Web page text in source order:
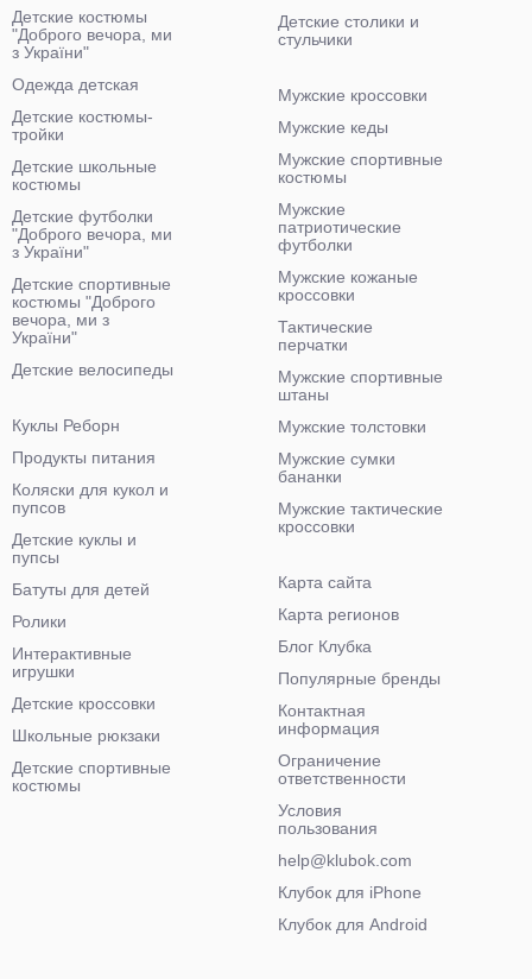
Детские столики и
стульчики
Детские костюмы
"Доброго вечора, ми
з України"
Одежда детская
Детские костюмы-
тройки
Детские школьные
костюмы
Детские футболки
"Доброго вечора, ми
з України"
Детские спортивные
костюмы "Доброго
вечора, ми з
України"
Детские велосипеды
Мужские кроссовки
Мужские кеды
Мужские спортивные
костюмы
Мужские
патриотические
футболки
Мужские кожаные
кроссовки
Тактические
перчатки
Мужские спортивные
штаны
Мужские толстовки
Мужские сумки
бананки
Мужские тактические
кроссовки
Куклы Реборн
Продукты питания
Коляски для кукол и
пупсов
Детские куклы и
пупсы
Батуты для детей
Ролики
Интерактивные
игрушки
Детские кроссовки
Школьные рюкзаки
Детские спортивные
костюмы
Карта сайта
Карта регионов
Блог Клубка
Популярные бренды
Контактная
информация
Ограничение
ответственности
Условия
пользования
help@klubok.com
Клубок для iPhone
Клубок для Android